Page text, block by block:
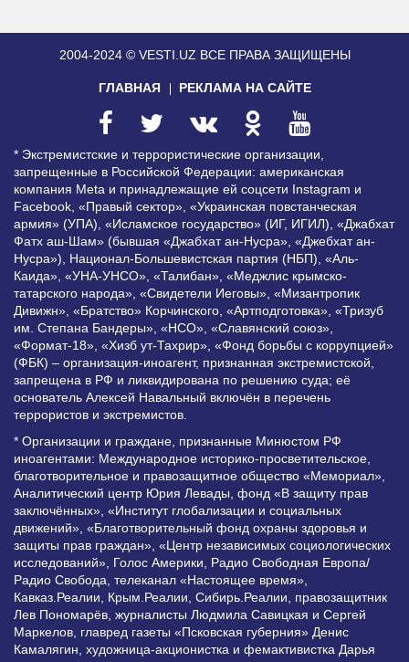
2004-2024 © VESTI.UZ ВСЕ ПРАВА ЗАЩИЩЕНЫ
ГЛАВНАЯ РЕКЛАМА НА САЙТЕ
* Экстремистские и террористические организации,
запрещенные в Российской Федерации: американская
компания Meta и принадлежащие ей соцсети Instagram и
Facebook, «Правый сектор», «Украинская повстанческая
армия» (УПА), «Исламское государство» (ИГ, ИГИЛ), «Джабхат
Фатх аш-Шам» (бывшая «Джабхат ан-Нусра», «Джебхат ан-
Нусра»), Национал-Большевистская партия (НБП), «Аль-
Каида», «УНА-УНСО», «Талибан», «Меджлис крымско-
татарского народа», «Свидетели Иеговы», «Мизантропик
Дивижн», «Братство» Корчинского, «Артподготовка», «Тризуб
им. Степана Бандеры», «НСО», «Славянский союз»,
«Формат-18», «Хизб ут-Тахрир», «Фонд борьбы с коррупцией»
(ФБК) – организация-иноагент, признанная экстремистской,
запрещена в РФ и ликвидирована по решению суда; её
основатель Алексей Навальный включён в перечень
террористов и экстремистов.
* Организации и граждане, признанные Минюстом РФ
иноагентами: Международное историко-просветительское,
благотворительное и правозащитное общество «Мемориал»,
Аналитический центр Юрия Левады, фонд «В защиту прав
заключённых», «Институт глобализации и социальных
движений», «Благотворительный фонд охраны здоровья и
защиты прав граждан», «Центр независимых социологических
исследований», Голос Америки, Радио Свободная Европа/
Радио Свобода, телеканал «Настоящее время»,
Кавказ.Реалии, Крым.Реалии, Сибирь.Реалии, правозащитник
Лев Пономарёв, журналисты Людмила Савицкая и Сергей
Маркелов, главред газеты «Псковская губерния» Денис
Камалягин, художница-акционистка и фемактивистка Дарья